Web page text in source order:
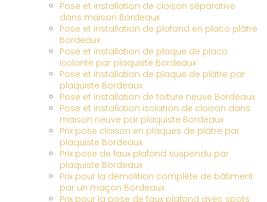
Pose et installation de cloison séparative
dans maison Bordeaux
Pose et installation de plafond en placo plâtre
Bordeaux
Pose et installation de plaque de placo
isolante par plaquiste Bordeaux
Pose et installation de plaque de plâtre par
plaquiste Bordeaux
Pose et installation de toiture neuve Bordeaux
Pose et installation isolation de cloison dans
maison neuve par plaquiste Bordeaux
Prix pose cloison en plaques de plâtre par
plaquiste Bordeaux
Prix pose de faux plafond suspendu par
plaquiste Bordeaux
Prix pour la démolition complète de bâtiment
par un maçon Bordeaux
Prix pour la pose de faux plafond avec spots